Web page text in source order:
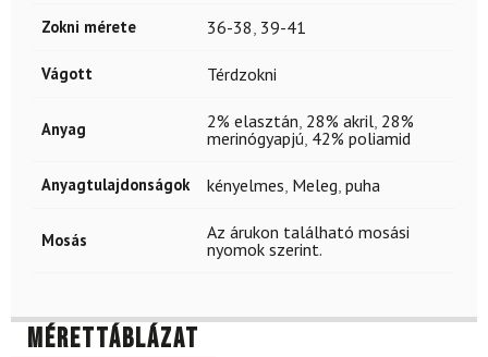
Zokni mérete 36-38 39-41
Vágott Térdzokni
Anyag 2% elasztán 28% akril 28%
merinógyapjú 42% poliamid
Anyagtulajdonságok kényelmes Meleg puha
Mosás
Az árukon található mosási
nyomok szerint.
Mérettáblázat